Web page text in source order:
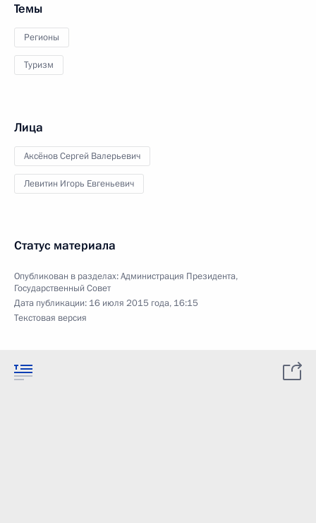
Темы
Регионы
Туризм
Лица
Аксёнов Сергей Валерьевич
Левитин Игорь Евгеньевич
Статус материала
Опубликован в разделах:Администрация Президента,
Государственный Совет
Дата публикации: 16 июля 2015 года, 16:15
Текстовая версия